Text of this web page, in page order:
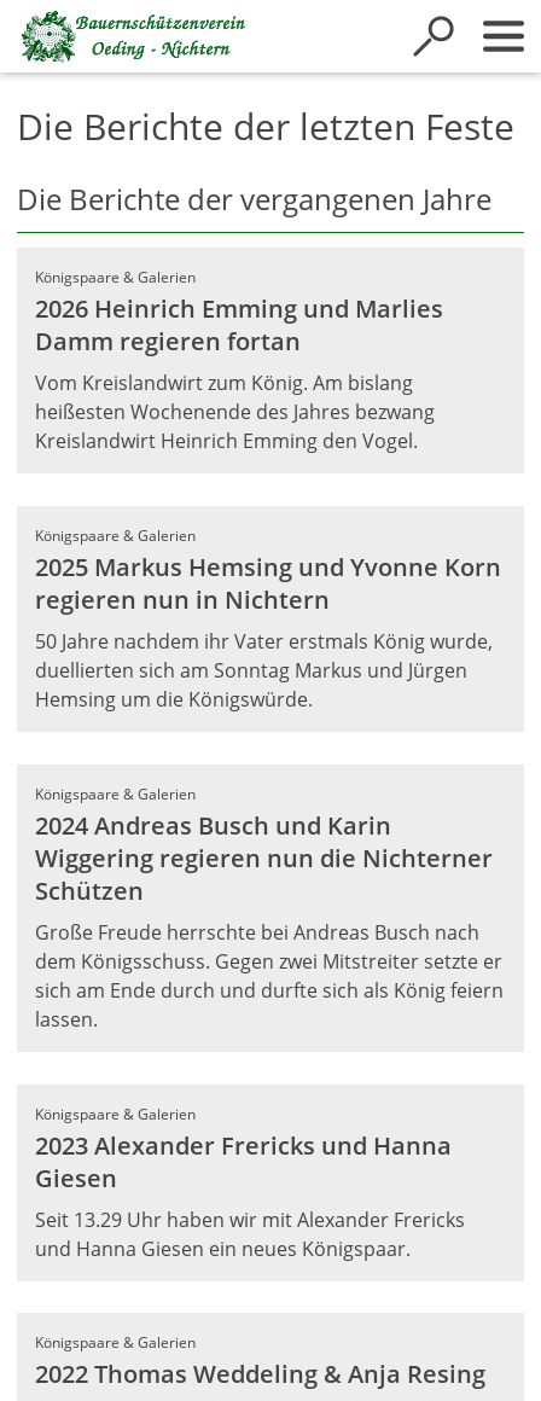
Inhalt anspringen
Die Berichte der letzten Feste
Die Berichte der vergangenen Jahre
Königspaare & Galerien
2026 Heinrich Emming und Marlies
Damm regieren fortan
Vom Kreislandwirt zum König. Am bislang
heißesten Wochenende des Jahres bezwang
Kreislandwirt Heinrich Emming den Vogel.
Königspaare & Galerien
2025 Markus Hemsing und Yvonne Korn
regieren nun in Nichtern
50 Jahre nachdem ihr Vater erstmals König wurde,
duellierten sich am Sonntag Markus und Jürgen
Hemsing um die Königswürde.
Königspaare & Galerien
2024 Andreas Busch und Karin
Wiggering regieren nun die Nichterner
Schützen
Große Freude herrschte bei Andreas Busch nach
dem Königsschuss. Gegen zwei Mitstreiter setzte er
sich am Ende durch und durfte sich als König feiern
lassen.
Königspaare & Galerien
2023 Alexander Frericks und Hanna
Giesen
Seit 13.29 Uhr haben wir mit Alexander Frericks
und Hanna Giesen ein neues Königspaar.
Königspaare & Galerien
2022 Thomas Weddeling & Anja Resing